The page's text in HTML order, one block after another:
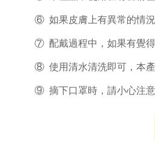
⑥ 如果皮膚上有異常的情
⑦ 配戴過程中，如果有覺
⑧ 使用清水清洗即可，本
⑨ 摘下口罩時，請小心注